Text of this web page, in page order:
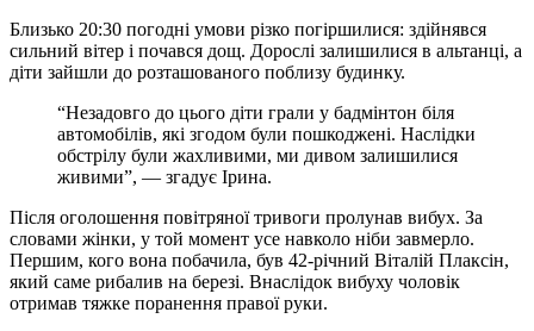
Близько 20:30 погодні умови різко погіршилися: здійнявся
сильний вітер і почався дощ. Дорослі залишилися в альтанці, а
діти зайшли до розташованого поблизу будинку.
“Незадовго до цього діти грали у бадмінтон біля
автомобілів, які згодом були пошкоджені. Наслідки
обстрілу були жахливими, ми дивом залишилися
живими”, — згадує Ірина.
Після оголошення повітряної тривоги пролунав вибух. За
словами жінки, у той момент усе навколо ніби завмерло.
Першим, кого вона побачила, був 42-річний Віталій Плаксін,
який саме рибалив на березі. Внаслідок вибуху чоловік
отримав тяжке поранення правої руки.